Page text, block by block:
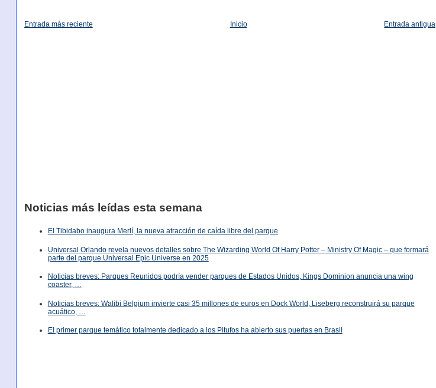
Entrada más reciente Entrada antigua
Inicio
Noticias más leídas esta semana
El Tibidabo inaugura Merlí, la nueva atracción de caída libre del parque
Universal Orlando revela nuevos detalles sobre The Wizarding World Of Harry Potter – Ministry Of Magic – que formará
parte del parque Universal Epic Universe en 2025
Noticias breves: Parques Reunidos podría vender parques de Estados Unidos, Kings Dominion anuncia una wing
coaster, …
Noticias breves: Walibi Belgium invierte casi 35 millones de euros en Dock World, Liseberg reconstruirá su parque
acuático, …
El primer parque temático totalmente dedicado a los Pitufos ha abierto sus puertas en Brasil